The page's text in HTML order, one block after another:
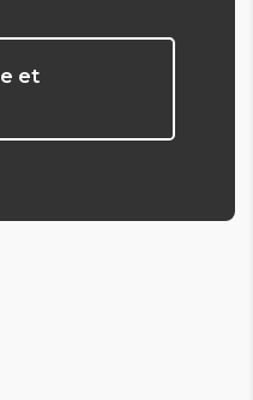
et